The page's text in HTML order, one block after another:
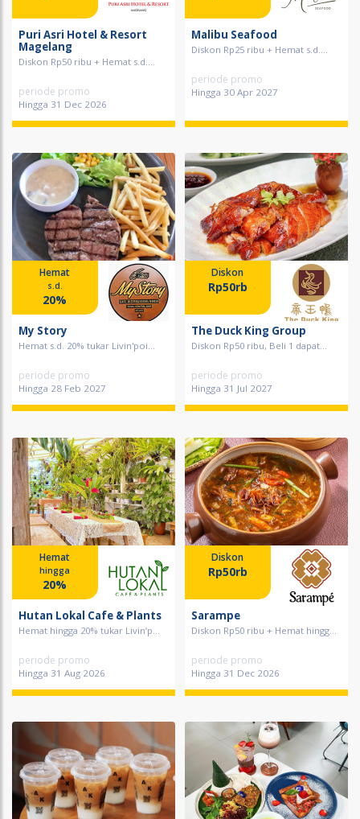
Puri Asri Hotel & Resort
Magelang
Diskon Rp50 ribu + Hemat s.d....
periode promo
Hingga 31 Dec 2026
Malibu Seafood
Diskon Rp25 ribu + Hemat s.d....
periode promo
Hingga 30 Apr 2027
Hemat
s.d.
20%
My Story
Hemat s.d. 20% tukar Livin'poi...
periode promo
Hingga 28 Feb 2027
Diskon
Rp50rb
The Duck King Group
Diskon Rp50 ribu, Beli 1 dapat...
periode promo
Hingga 31 Jul 2027
Hemat
hingga
20%
Hutan Lokal Cafe & Plants
Hemat hingga 20% tukar Livin’p...
periode promo
Hingga 31 Aug 2026
Diskon
Rp50rb
Sarampe
Diskon Rp50 ribu + Hemat hingg...
periode promo
Hingga 31 Dec 2026